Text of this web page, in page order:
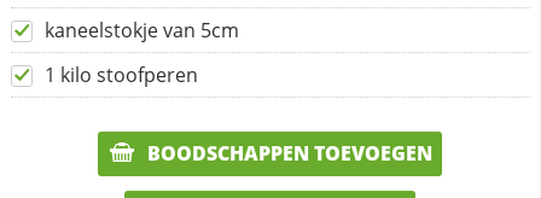
kaneelstokje van 5cm
1 kilo stoofperen
BOODSCHAPPEN TOEVOEGEN